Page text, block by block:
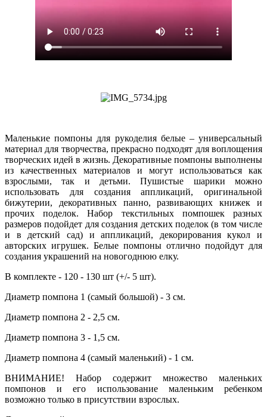
Маленькие помпоны для рукоделия белые – универсальный
материал для творчества, прекрасно подходят для воплощения
творческих идей в жизнь. Декоративные помпоны выполнены
из качественных материалов и могут использоваться как
взрослыми, так и детьми. Пушистые шарики можно
использовать для создания аппликаций, оригинальной
бижутерии, декоративных панно, развивающих книжек и
прочих поделок. Набор текстильных помпошек разных
размеров подойдет для создания детских поделок (в том числе
и в детский сад) и аппликаций, декорирования кукол и
авторских игрушек. Белые помпоны отлично подойдут для
создания украшений на новогоднюю елку.
В комплекте - 120 - 130 шт (+/- 5 шт).
Диаметр помпона 1 (самый большой) - 3 см.
Диаметр помпона 2 - 2,5 см.
Диаметр помпона 3 - 1,5 см.
Диаметр помпона 4 (самый маленький) - 1 см.
ВНИМАНИЕ! Набор содержит множество маленьких
помпонов и его использование маленьким ребенком
возможно только в присутствии взрослых.